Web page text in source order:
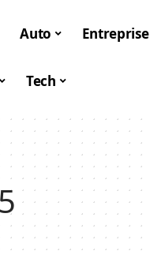
Auto Entreprise
Tech